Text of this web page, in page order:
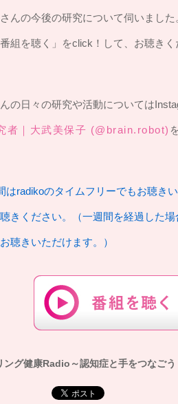
んの今後の研究について伺いました
組を聴く」をclick！して、お聴きく
の日々の研究や活動については
者｜大武美保子 (@brain.robot)
はradikoのタイムフリーでもお聴き
きください。（一週間を経過した
聴きいただけます。）
ング健康Radio～認知症と手をつなご